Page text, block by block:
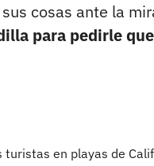
cosas ante la
para pedirle
turistas en playas de